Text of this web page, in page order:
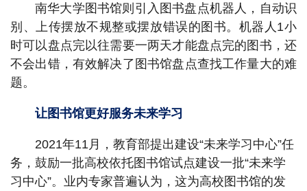
南华大学图书馆则引入图书盘点机器人，自动识
别、上传摆放不规整或摆放错误的图书。机器人1小
时可以盘点完以往需要一两天才能盘点完的图书，还
不会出错，有效解决了图书馆盘点查找工作量大的难
题。
让图书馆更好服务未来学习
2021年11月，教育部提出建设“未来学习中心”任
务，鼓励一批高校依托图书馆试点建设一批“未来学
习中心”。业内专家普遍认为，这为高校图书馆的发